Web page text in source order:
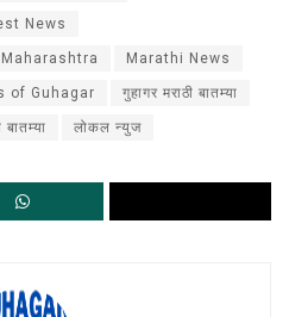
News
Maharashtra Marathi News
of Guhagar गुहागर मराठी बातम्या
बातम्या लोकल न्युज